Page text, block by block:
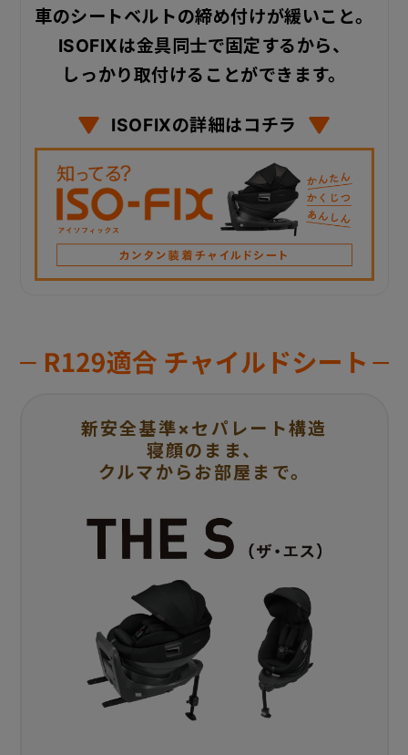
車のシートベルトの締め付けが緩いこと。
ISOFIXは金具同士で固定するから、
しっかり取付けることができます。
ISOFIXの詳細はコチラ
新安全基準×セパレート構造
寝顔のまま、
クルマからお部屋まで。